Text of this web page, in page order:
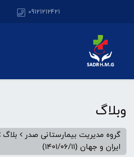
09121212421
وبلاگ
گروه مدیریت بیمارستانی صدر بلاگ
ایران و جهان (۱۴۰۱/۰۶/۱۱)